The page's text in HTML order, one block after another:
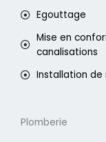
Egouttage
Mise en
canalisations
Installation de
Plomberie